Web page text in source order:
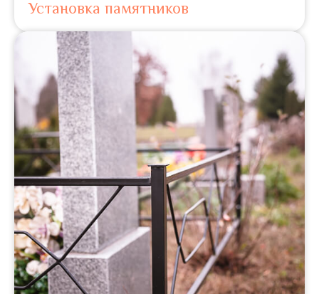
Установка памятников